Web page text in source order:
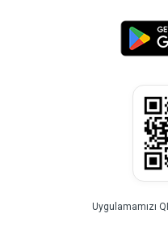
Uygulamamızı